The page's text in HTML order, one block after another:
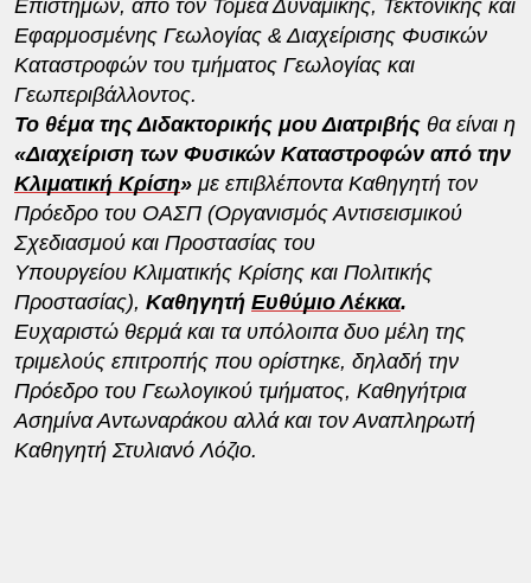
Επιστημών, από τον Τομέα Δυναμικής, Τεκτονικής και
Εφαρμοσμένης Γεωλογίας & Διαχείρισης Φυσικών
Καταστροφών του τμήματος Γεωλογίας και
Γεωπεριβάλλοντος.
Το θέμα της Διδακτορικής μου Διατριβήςθα είναι η
«Διαχείριση των Φυσικών Καταστροφών από την
Κλιματική Κρίση»με επιβλέποντα Καθηγητή τον
Πρόεδρο του ΟΑΣΠ (Οργανισμός Αντισεισμικού
Σχεδιασμού και Προστασίας του
Υπουργείου Κλιματικής Κρίσης και Πολιτικής
Προστασίας), Καθηγητή Ευθύμιο Λέκκα.
Ευχαριστώ θερμά και τα υπόλοιπα δυο μέλη της
τριμελούς επιτροπής που ορίστηκε, δηλαδή την
Πρόεδρο του Γεωλογικού τμήματος, Καθηγήτρια
Ασημίνα Αντωναράκου αλλά και τον Αναπληρωτή
Καθηγητή Στυλιανό Λόζιο.